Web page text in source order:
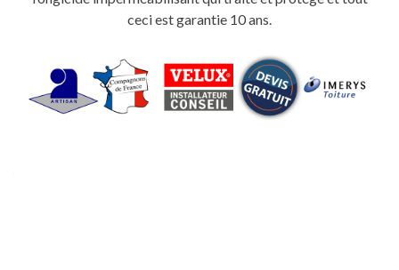
ceci est garantie 10 ans.